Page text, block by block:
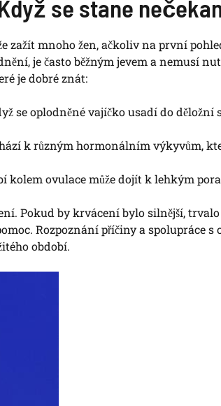
se stane
zažít mnoho žen, ačkoliv na první
je často běžným jevem a nemusí
je dobré znát:
se oplodněné vajíčko usadí do děložní
k různým hormonálním výkyvům,
kolem ovulace může dojít k lehkým
Pokud by krvácení bylo silnější,
Rozpoznání příčiny a spolupráce
období.